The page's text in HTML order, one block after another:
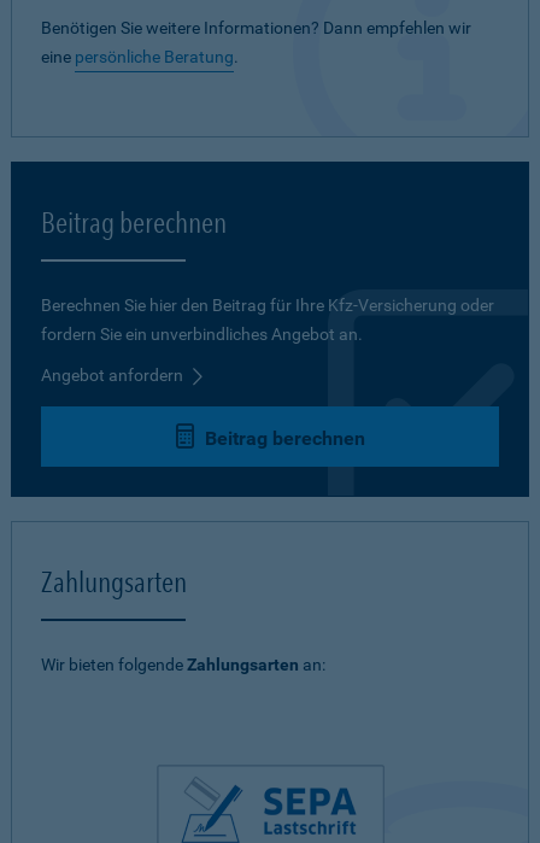
Benötigen Sie weitere Informationen? Dann empfehlen wir
eine persönliche Beratung.
Beitrag berechnen
Berechnen Sie hier den Beitrag für Ihre Kfz-Versicherung oder
fordern Sie ein unverbindliches Angebot an.
Angebot anfordern
Beitrag berechnen
Zahlungsarten
Wir bieten folgendeZahlungsarten an: